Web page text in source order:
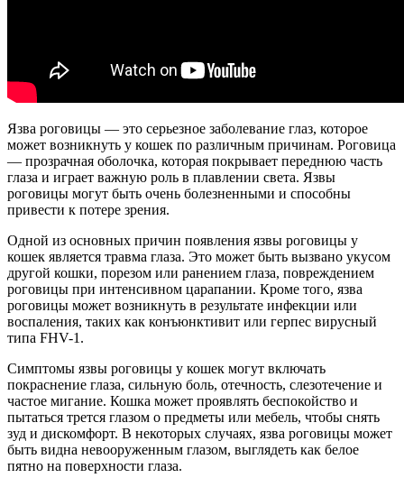
Язва роговицы — это серьезное заболевание глаз, которое
может возникнуть у кошек по различным причинам. Роговица
— прозрачная оболочка, которая покрывает переднюю часть
глаза и играет важную роль в плавлении света. Язвы
роговицы могут быть очень болезненными и способны
привести к потере зрения.
Одной из основных причин появления язвы роговицы у
кошек является травма глаза. Это может быть вызвано укусом
другой кошки, порезом или ранением глаза, повреждением
роговицы при интенсивном царапании. Кроме того, язва
роговицы может возникнуть в результате инфекции или
воспаления, таких как конъюнктивит или герпес вирусный
типа FHV-1.
Симптомы язвы роговицы у кошек могут включать
покраснение глаза, сильную боль, отечность, слезотечение и
частое мигание. Кошка может проявлять беспокойство и
пытаться трется глазом о предметы или мебель, чтобы снять
зуд и дискомфорт. В некоторых случаях, язва роговицы может
быть видна невооруженным глазом, выглядеть как белое
пятно на поверхности глаза.